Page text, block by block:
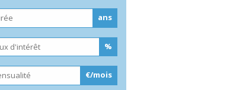
ans
%
€/mois